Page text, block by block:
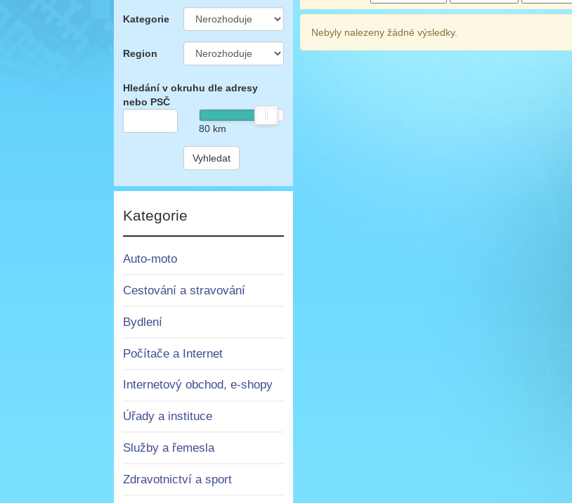
Kategorie
Region
Hledání v okruhu dle adresy
nebo PSČ
80km
Vyhledat
Kategorie
Auto-moto
Cestování a stravování
Bydlení
Počítače a Internet
Internetový obchod, e-shopy
Úřady a instituce
Služby a řemesla
Zdravotnictví a sport
Nebyly nalezeny žádné výsledky.